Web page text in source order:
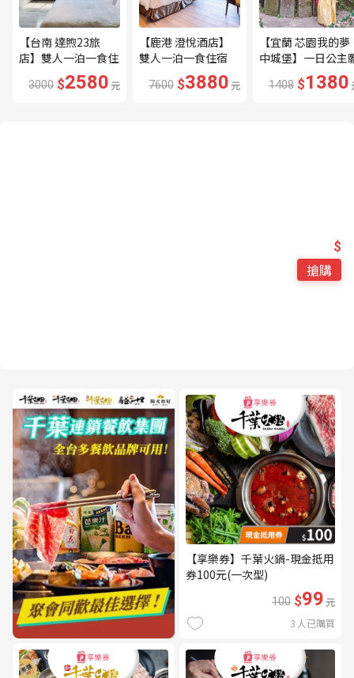
【台南 達煦23旅
店】雙人一泊一食住
宿券---🔥近海安路
商圈🔥
3000 $2580元
【鹿港 澄悅酒店】
雙人一泊一食住宿
券---🔥平日限量升
等家庭房、贈兩小🔥
7600 $3880元
【宜蘭 芯園我的夢
中城堡】一日公主
驗券---🔥含歐式下
午茶及換裝🔥
1408 $1380
$
搶購
【享樂券】千葉火鍋-現金抵用
券100元(一次型)
100 $99元
3 人已購買